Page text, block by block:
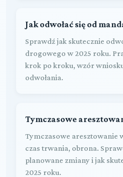
Jak odwołać się od
Sprawdź jak skutecznie
drogowego w 2025 roku.
krok po kroku, wzór
odwołania.
Tymczasowe
Tymczasowe aresztowanie
czas trwania, obrona.
planowane zmiany i jak
2025 roku.